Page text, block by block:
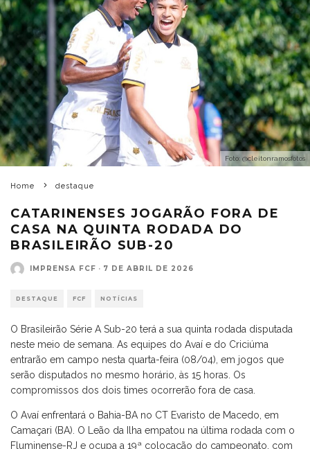
Foto: @cleitonramosfotos
Home destaque
CATARINENSES JOGARÃO FORA DE
CASA NA QUINTA RODADA DO
BRASILEIRÃO SUB-20
IMPRENSA FCF · 7 DE ABRIL DE 2026
DESTAQUE FCF NOTÍCIAS
O Brasileirão Série A Sub-20 terá a sua quinta rodada disputada
neste meio de semana. As equipes do Avaí e do Criciúma
entrarão em campo nesta quarta-feira (08/04), em jogos que
serão disputados no mesmo horário, às 15 horas. Os
compromissos dos dois times ocorrerão fora de casa.
O Avaí enfrentará o Bahia-BA no CT Evaristo de Macedo, em
Camaçari (BA). O Leão da Ilha empatou na última rodada com o
Fluminense-RJ e ocupa a 19ª colocação do campeonato, com